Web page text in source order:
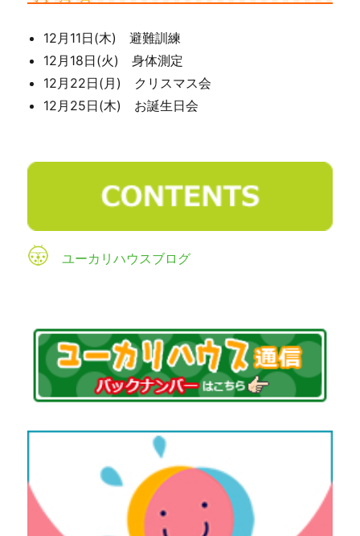
12月11日(木) 避難訓練
12月18日(火) 身体測定
12月22日(月) クリスマス会
12月25日(木) お誕生日会
ユーカリハウスブログ